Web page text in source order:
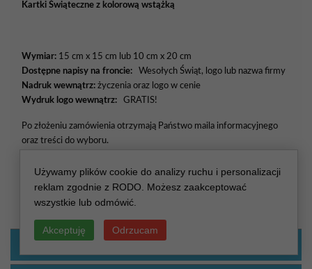
Kartki Świąteczne z kolorową wstążką
Wymiar: 15 cm x 15 cm lub 10 cm x 20 cm
Dostępne napisy na froncie: Wesołych Świąt, logo lub nazwa firmy
Nadruk wewnątrz: życzenia oraz logo w cenie
Wydruk logo wewnątrz: GRATIS!
Po złożeniu zamówienia otrzymają Państwo maila informacyjnego
oraz treści do wyboru.
Czas realizacji:
7 dni roboczych
wpłaty + dostawa 1-2 dni.
KOLOR WSTĄŻKI
Używamy plików cookie do analizy ruchu i personalizacji
reklam zgodnie z RODO. Możesz zaakceptować
wszystkie lub odmówić.
Akceptuję Odrzucam